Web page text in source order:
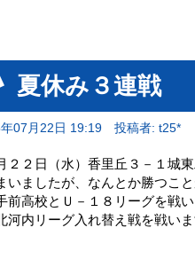
夏休み３連戦
07月22日 19:19 投稿者: t25*
２２日（水）香里丘３－１城
いましたが、なんとか勝つこ
前高校とＵ－１８リーグを戦
河内リーグ入れ替え戦を戦い